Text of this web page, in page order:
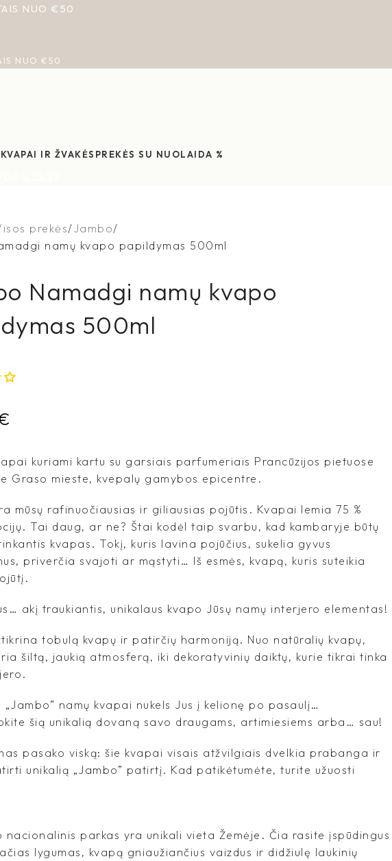
NUO €50
NUO €50
IR ŽVAKĖS PREKĖS SU NUOLAIDA %
prekės Jambo
namų kvapo papildymas 500ml
Namadgi namų kvapo
500ml
kuriami kartu su garsiais parfumeriais Prancūzijos pietuose
Graso mieste, kvepalų gamybos epicentre.
mūsų rafinuočiausias ir giliausias pojūtis. Kvapai lemia 75 %
Tai daug, ar ne? Štai kodėl taip svarbu, kad kambaryje būtų
kvapas. Tokį, kuris lavina pojūčius, sukelia gyvus
priverčia svajoti ar mąstyti… Iš esmės, kvapą, kuris suteikia
akį traukiantis, unikalaus kvapo Jūsų namų interjero elementas!
tobulą kvapų ir patirčių harmoniją. Nuo natūralių kvapų,
šiltą, jaukią atmosferą, iki dekoratyvinių daiktų, kurie tikrai tinka
„Jambo” namų kvapai nukels Jus į kelionę po pasaulį…
šią unikalią dovaną savo draugams, artimiesiems arba… sau!
pasako viską: šie kvapai visais atžvilgiais dvelkia prabanga ir
unikalią „Jambo” patirtį. Kad patikėtumėte, turite užuosti
nacionalinis parkas yra unikali vieta Žemėje. Čia rasite įspūdingus
lygumas, kvapą gniaužiančius vaizdus ir didžiulę laukinių